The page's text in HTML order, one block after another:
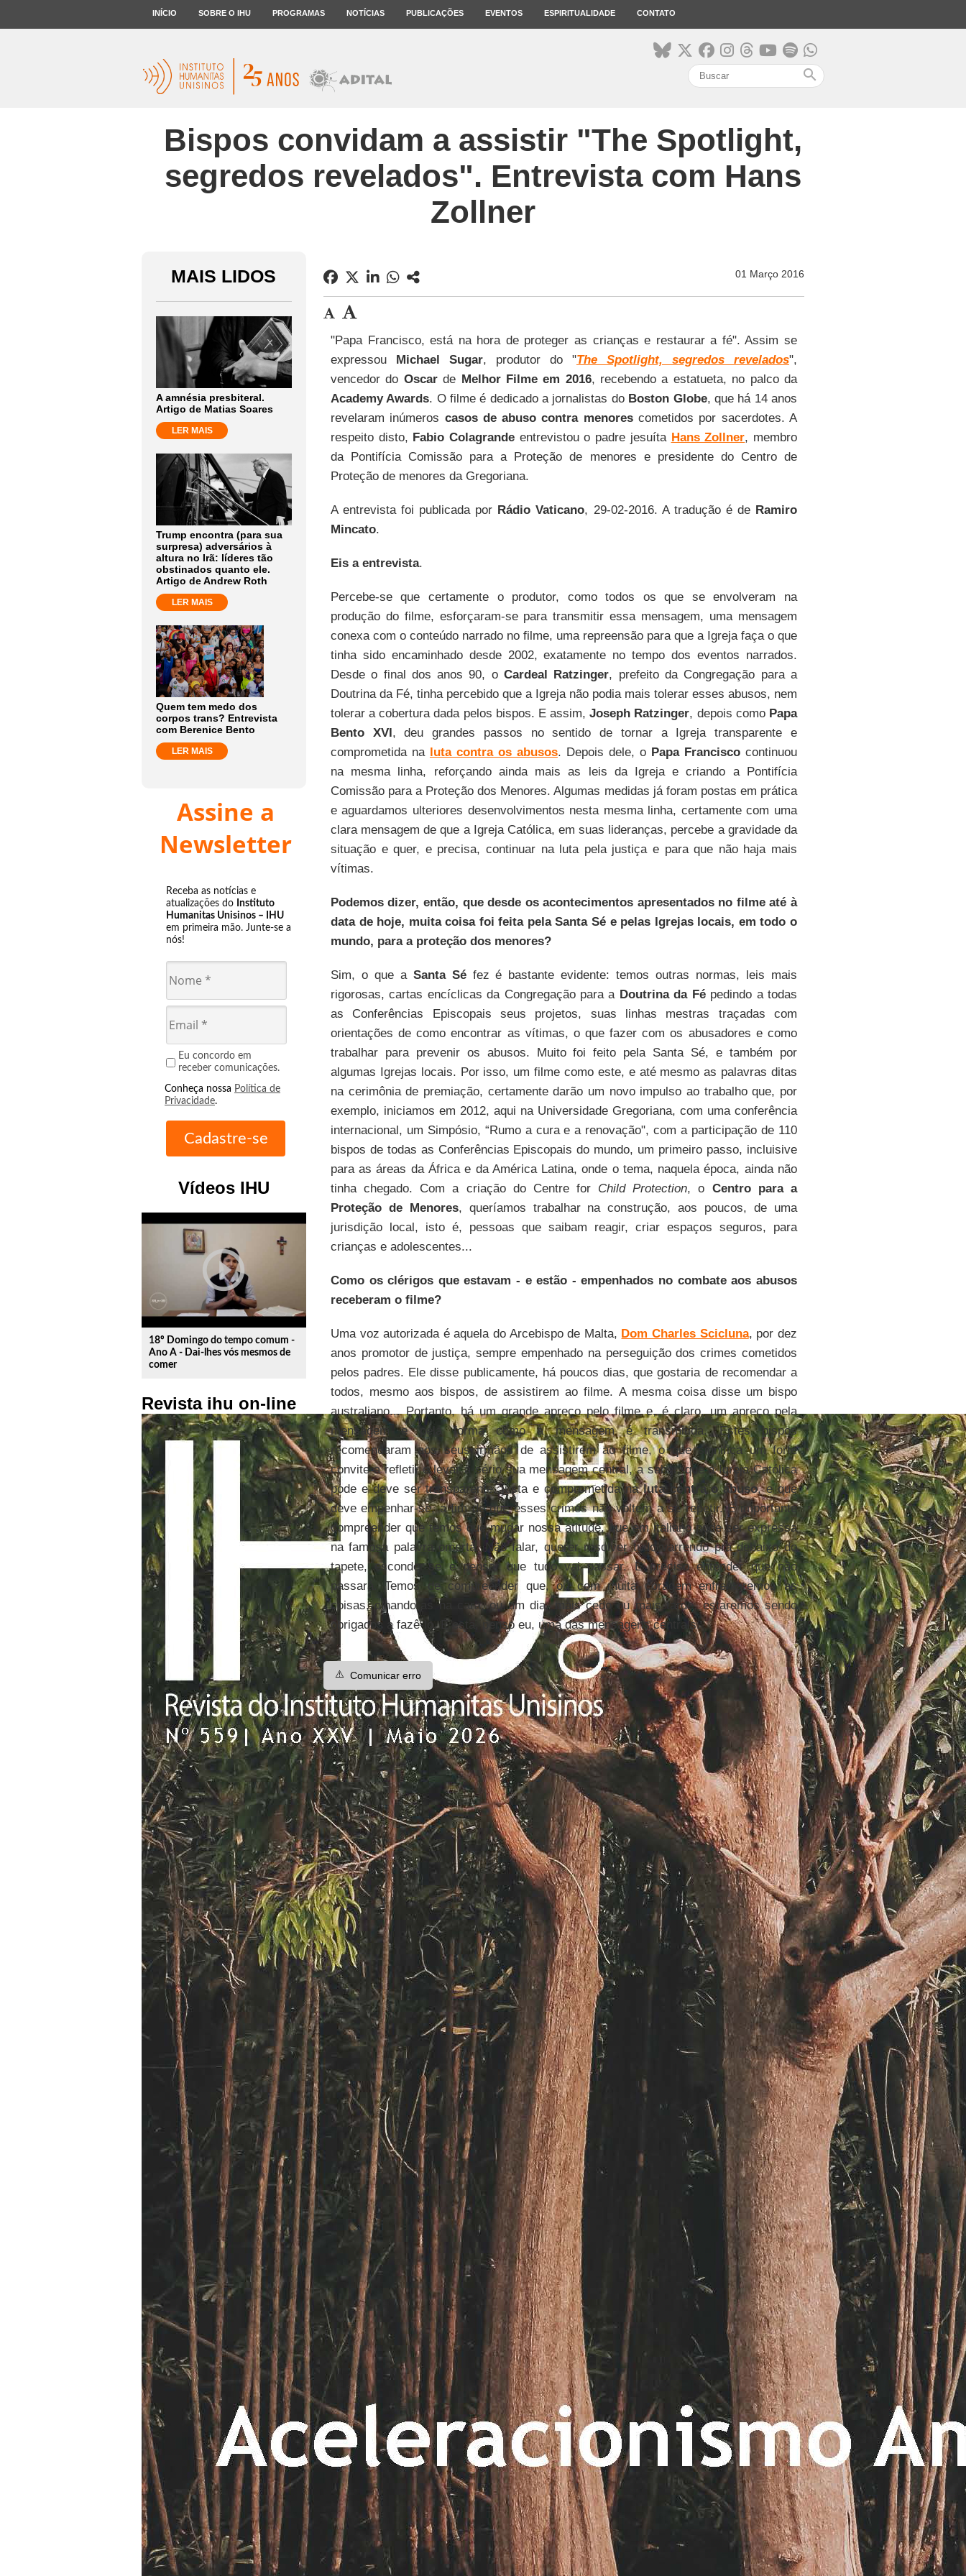
INÍCIO SOBRE O IHU PROGRAMAS NOTÍCIAS PUBLICAÇÕES EVENTOS ESPIRITUALIDADE CONTATO
search
Bispos convidam a assistir "The Spotlight,
segredos revelados". Entrevista com Hans
Zollner
MAIS LIDOS
A amnésia presbiteral.
Artigo de Matias Soares
LER MAIS
Trump encontra (para sua
surpresa) adversários à
altura no Irã: líderes tão
obstinados quanto ele.
Artigo de Andrew Roth
LER MAIS
Quem tem medo dos
corpos trans? Entrevista
com Berenice Bento
LER MAIS
Assine a
Newsletter
Receba as notícias e
atualizações do Instituto
Humanitas Unisinos – IHU
em primeira mão. Junte-se a
nós!
Eu concordo em
receber comunicações.
Conheça nossa Política de
Privacidade.
Vídeos IHU
play_circle_outline
18º Domingo do tempo comum -
Ano A - Dai-lhes vós mesmos de
comer
Revista ihu on-line
01 Março 2016
"Papa Francisco, está na hora de proteger as crianças e restaurar a fé". Assim se
expressou Michael Sugar, produtor do "The Spotlight, segredos revelados",
vencedor do Oscarde Melhor Filme em 2016, recebendo a estatueta, no palco da
Academy Awards. O filme é dedicado a jornalistas do Boston Globe, que há 14 anos
revelaram inúmeros casos de abuso contra menorescometidos por sacerdotes. A
respeito disto, Fabio Colagrande entrevistou o padre jesuíta Hans Zollner, membro
da Pontifícia Comissão para a Proteção de menores e presidente do Centro de
Proteção de menores da Gregoriana.
A entrevista foi publicada por Rádio Vaticano, 29-02-2016. A tradução é de Ramiro
Mincato.
Eis a entrevista.
Percebe-se que certamente o produtor, como todos os que se envolveram na
produção do filme, esforçaram-se para transmitir essa mensagem, uma mensagem
conexa com o conteúdo narrado no filme, uma repreensão para que a Igreja faça o que
tinha sido encaminhado desde 2002, exatamente no tempo dos eventos narrados.
Desde o final dos anos 90, oCardeal Ratzinger, prefeito da Congregação para a
Doutrina da Fé, tinha percebido que a Igreja não podia mais tolerar esses abusos, nem
tolerar a cobertura dada pelos bispos. E assim,Joseph Ratzinger, depois como Papa
Bento XVI, deu grandes passos no sentido de tornar a Igreja transparente e
comprometida na luta contra os abusos. Depois dele, o Papa Franciscocontinuou
na mesma linha, reforçando ainda mais as leis da Igreja e criando a Pontifícia
Comissão para a Proteção dos Menores. Algumas medidas já foram postas em prática
e aguardamos ulteriores desenvolvimentos nesta mesma linha, certamente com uma
clara mensagem de que a Igreja Católica, em suas lideranças, percebe a gravidade da
situação e quer, e precisa, continuar na luta pela justiça e para que não haja mais
vítimas.
Podemos dizer, então, que desde os acontecimentos apresentados no filme até à
data de hoje, muita coisa foi feita pela Santa Sé e pelas Igrejas locais, em todo o
mundo, para a proteção dos menores?
Sim, o que a Santa Séfez é bastante evidente: temos outras normas, leis mais
rigorosas, cartas encíclicas da Congregação para a Doutrina da Fépedindo a todas
as Conferências Episcopais seus projetos, suas linhas mestras traçadas com
orientações de como encontrar as vítimas, o que fazer com os abusadores e como
trabalhar para prevenir os abusos. Muito foi feito pela Santa Sé, e também por
algumas Igrejas locais. Por isso, um filme como este, e até mesmo as palavras ditas
na cerimônia de premiação, certamente darão um novo impulso ao trabalho que, por
exemplo, iniciamos em 2012, aqui na Universidade Gregoriana, com uma conferência
internacional, um Simpósio, “Rumo a cura e a renovação", com a participação de 110
bispos de todas as Conferências Episcopais do mundo, um primeiro passo, incluisive
para as áreas da África e da América Latina, onde o tema, naquela época, ainda não
tinha chegado. Com a criação do Centre for Child Protection, o Centro para a
Proteção de Menores, queríamos trabalhar na construção, aos poucos, de uma
jurisdição local, isto é, pessoas que saibam reagir, criar espaços seguros, para
crianças e adolescentes...
Como os clérigos que estavam - e estão - empenhados no combate aos abusos
receberam o filme?
Uma voz autorizada é aquela do Arcebispo de Malta, Dom Charles Scicluna, por dez
anos promotor de justiça, sempre empenhado na perseguição dos crimes cometidos
pelos padres. Ele disse publicamente, há poucos dias, que gostaria de recomendar a
todos, mesmo aos bispos, de assistirem ao filme. A mesma coisa disse um bispo
australiano... Portanto, há um grande apreço pelo filme e, é claro, um apreço pela
mensagem e pela forma como a mensagem é transmitida. Estes bispos
recomendaram aos seus irmãos de assistirem ao filme, o que significa um forte
convite a refletir e levar a sério sua mensagem central, a saber, que a Igreja Católica
pode e deve ser transparente, justa e comprometida naluta contra o abuso, e que
deve empenhar-se, a fim de que esses crimes não voltem a se repetir. É importante
compreender que temos que mudar nossa atitude, que em italiano pode ser expressa
na famosa palavra omertà. Não falar, querer resolver tudo varrendo pra debaixo do
tapete, esconder-se e pensar que tudo vai passar. É preciso entender que não
passará. Temos de compreender que, ou com muita coragem enfrentaremos as
coisas, olhando-as na cara, ou um dia, mais cedo ou mais tarde, estaremos sendo
obrigados a fazê-lo. É esta, penso eu, uma das mensagens centrais.
⚠️ Comunicar erro